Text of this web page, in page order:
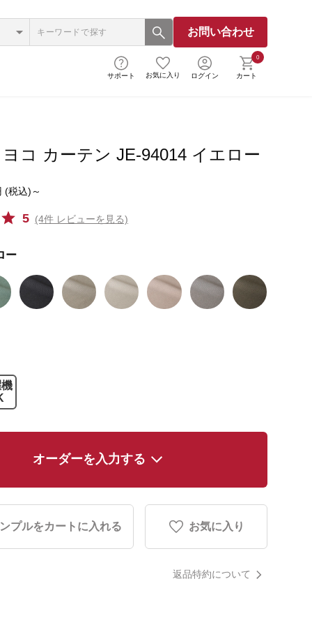
お問い合わせ
サポート お気に入り ログイン
0
カート
コ カーテン JE-94014 イエロー
(税込)～
5 (4件 レビューを見る)
ー
オーダーを入力する
プルをカートに入れる お気に入り
返品特約について